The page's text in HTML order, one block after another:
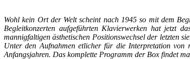
Wohl kein Ort der Welt scheint nach 1945 so mit dem
Begleitkonzerten aufgeführten Klavierwerken hat jetzt
mannigfaltigen ästhetischen Positionswechsel der letzten
Unter den Aufnahmen etlicher für die Interpretation von
Anfangsjahren. Das komplette Programm der Box findet